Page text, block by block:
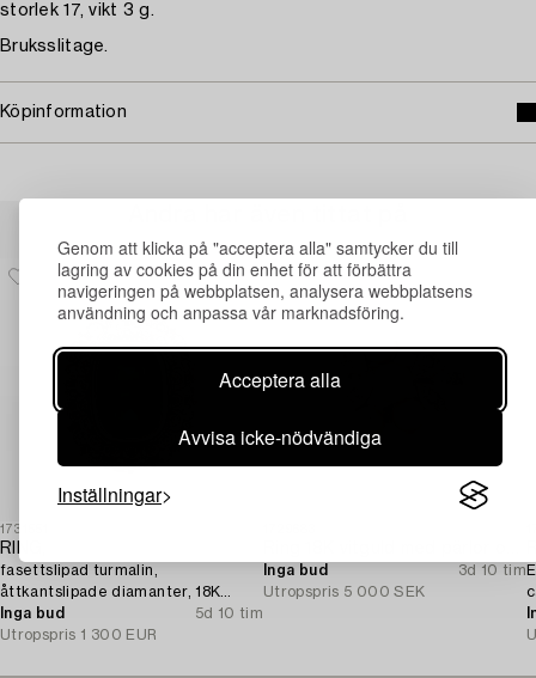
Genom att klicka på "acceptera alla" samtycker du till
lagring av cookies på din enhet för att förbättra
navigeringen på webbplatsen, analysera webbplatsens
användning och anpassa vår marknadsföring.
Acceptera alla
Avvisa icke-nödvändiga
Inställningar
storlek 17, vikt 3 g.
Bruksslitage.
Köpinformation
1731551
RING,
fasettslipad turmalin,
åttkantslipade diamanter, 18K
vitguld. A. Tillander, Helsingfors
1975.
Inga bud
5d 10 tim
Utropspris 1 300 EUR
Inga bud
3d 10 tim
Utropspris 5 000 SEK